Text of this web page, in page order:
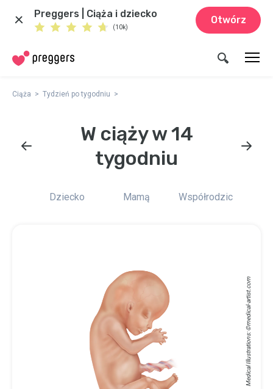
Preggers | Ciąża i dziecko
(10k)
Otwórz
Ciąża Tydzień po tygodniu
W ciąży w 14
tygodniu
Dziecko Mamą Współrodzic
Medical Illustrations: ©
medical-artist.com